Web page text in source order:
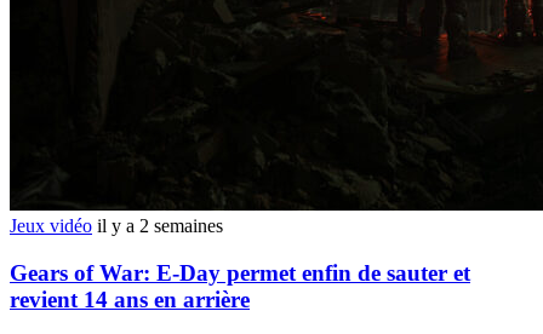
Jeux vidéo il y a 2 semaines
Gears of War: E-Day permet enfin de sauter et
revient 14 ans en arrière